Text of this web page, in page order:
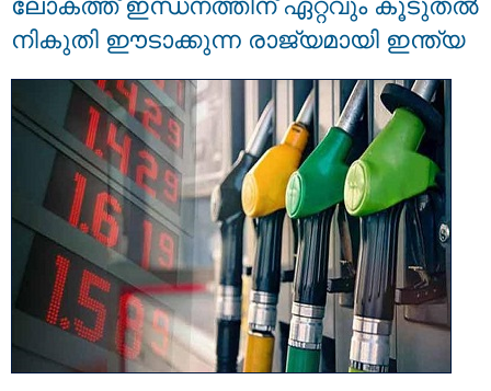
ലോകത്ത്​ ഇന്ധനത്തിന്​ ഏറ്റവും കൂടുതൽ
നികുതി ഈടാക്കുന്ന രാജ്യമായി ഇന്ത്യ